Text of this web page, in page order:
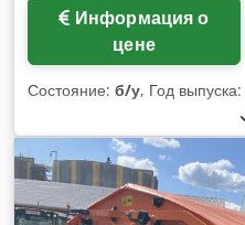
цене
Состояние: б/у, Год выпуска: